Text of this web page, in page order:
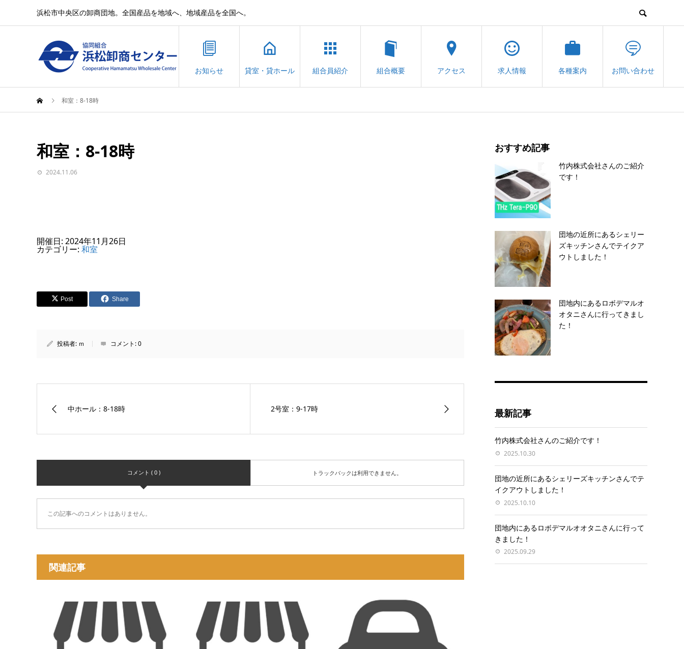
浜松市中央区の卸商団地。全国産品を地域へ、地域産品を全国へ。
お知らせ 貸室・貸ホール 組合員紹介 組合概要 アクセス 求人情報 各種案内 お問い合わせ
和室：8-18時
和室：8-18時
2024.11.06
開催日: 2024年11月26日
カテゴリー: 和室
Post Share
投稿者: ｍ コメント:0
中ホール：8-18時 2号室：9-17時
コメント ( 0 ) トラックバックは利用できません。
この記事へのコメントはありません。
関連記事
おすすめ記事
竹内株式会社さんのご紹介
です！
団地の近所にあるシェリー
ズキッチンさんでテイクア
ウトしました！
団地内にあるロボデマルオ
オタニさんに行ってきまし
た！
最新記事
竹内株式会社さんのご紹介です！
2025.10.30
団地の近所にあるシェリーズキッチンさんでテ
イクアウトしました！
2025.10.10
団地内にあるロボデマルオオタニさんに行って
きました！
2025.09.29